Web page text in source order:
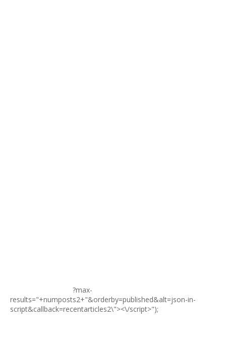
?max-
results="+numposts2+"&orderby=published&alt=json-in-
script&callback=recentarticles2\"><\/script>");